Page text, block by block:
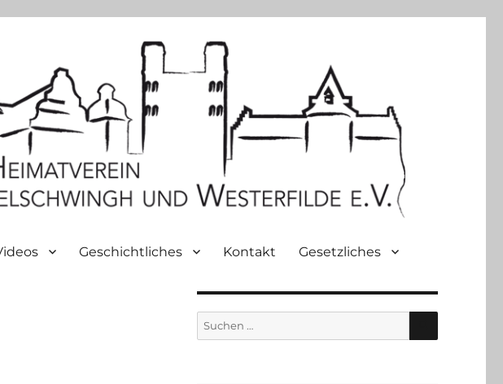
Geschichtliches Kontakt Gesetzliches
Suche
nach:
SUCHEN